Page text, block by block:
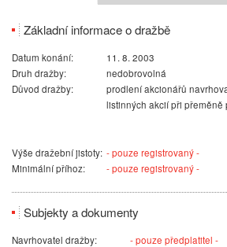
Základní informace o dražbě
Datum konání:
11. 8. 2003
Druh dražby:
nedobrovolná
Důvod dražby:
prodlení akcionářů
listinných akcií při přeměně
Výše dražební jistoty: - pouze registrovaný -
Minimální příhoz:
- pouze registrovaný -
Subjekty a dokumenty
Navrhovatel dražby:
- pouze předplatitel -